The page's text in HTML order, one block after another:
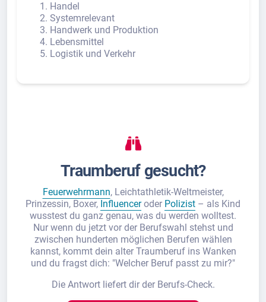
Handel
Systemrelevant
Handwerk und Produktion
Lebensmittel
Logistik und Verkehr
Traumberuf gesucht?
Feuerwehrmann, Leichtathletik-Weltmeister,
Prinzessin, Boxer, Influenceroder Polizist – als Kind
wusstest du ganz genau, was du werden wolltest.
Nur wenn du jetzt vor der Berufswahl stehst und
zwischen hunderten möglichen Berufen wählen
kannst, kommt dein alter Traumberuf ins Wanken
und du fragst dich: "Welcher Beruf passt zu mir?"
Die Antwort liefert dir der Berufs-Check.